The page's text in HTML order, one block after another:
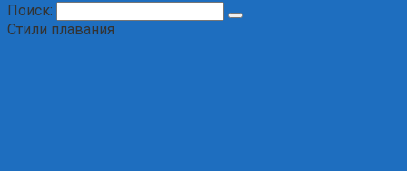
Поиск:
Стили плавания